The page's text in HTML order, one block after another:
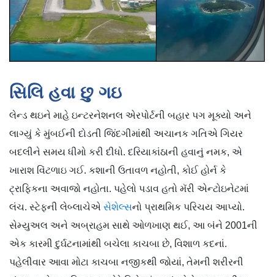
સિલિ હવા છુ ગઇ
લેન્ડ થઇને માહે ઇન્ટરનેશનલ એરપોર્ટની બહાર પગ મૂક્યો અને
લાગ્યું કે મુંબઈની દોડતી જિંદગીમાંથી અચાનક ગતિએ ગિયર
બદલીને સમય ધીમો કરી દીધો. દરિયાકાંઠાની હવાનું નમક, એ
ખારાશ વિંટળાઇ ગઈ. કશાની ઉતાવળ નહોતી, કોઈ હોર્ન કે
ટ્રાફિકના અવાજો નહોતા. પહેલો પડાવ હતો મૅરી એન્ટોઇનેટમાં
લંચ. સ્ટેફની લેબ્લાચેએ સેશેલ્સનો પ્રાથમિક પરિચય આપ્યો.
સેમ્યુઅલ અને અબ્રાહમ સાથે ઓળખાણ થઈ, આ બંને 2001ની
એક કારમી દુર્ઘટનામાંથી બચેલા કાચબા છે, વિશાળ કદનાં.
પહેલીવાર આવા મોટા કાચબા નજીકથી જોયાં, તેમની શરીરની